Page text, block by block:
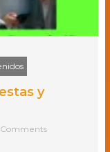
y
Comments